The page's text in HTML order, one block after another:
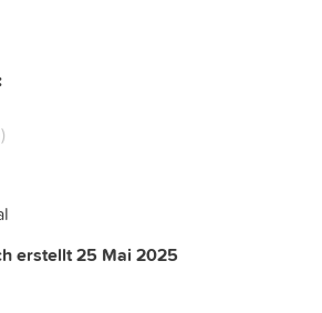
erstellt 25 Mai 2025